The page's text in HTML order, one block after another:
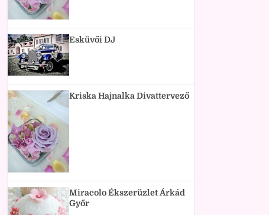
Esküvői DJ
Kriska Hajnalka Divattervező
Miracolo Ékszerüzlet Árkád
Győr